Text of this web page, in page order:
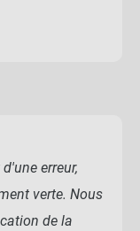
erreur,
verte. Nous
de la